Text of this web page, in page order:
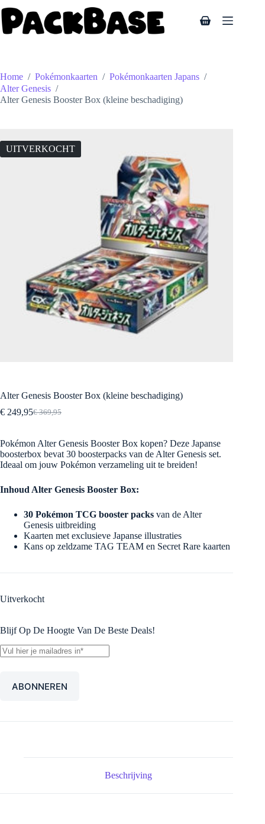
naar
de
inhoud
Winkelwagen
Home / Pokémonkaarten / Pokémonkaarten Japans /
Alter Genesis /
Alter Genesis Booster Box (kleine beschadiging)
UITVERKOCHT
Alter Genesis Booster Box (kleine beschadiging)
€369,95
Oorspronkelijke
was:
€ 369,95.
€ 249,95Huidige
€ 249,95.
Pokémon Alter Genesis Booster Box kopen? Deze Japanse
boosterbox bevat 30 boosterpacks van de Alter Genesis set.
Ideaal om jouw Pokémon verzameling uit te breiden!
Inhoud Alter Genesis Booster Box:
30 Pokémon TCG booster packs van de Alter
Genesis uitbreiding
Kaarten met exclusieve Japanse illustraties
Kans op zeldzame TAG TEAM en Secret Rare kaarten
Uitverkocht
Blijf Op De Hoogte Van De Beste Deals!
Beschrijving